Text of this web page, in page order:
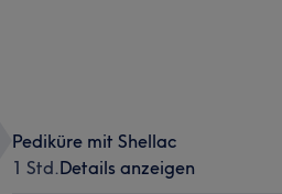
Pediküre mit Shellac
1 Std.Details anzeigen